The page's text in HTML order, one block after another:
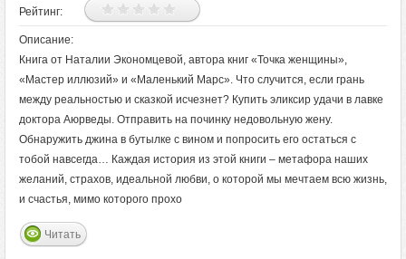
Рейтинг:
Описание:
Книга от Наталии Экономцевой, автора книг «Точка женщины»,
«Мастер иллюзий» и «Маленький Марс». Что случится, если грань
между реальностью и сказкой исчезнет? Купить эликсир удачи в лавке
доктора Аюрведы. Отправить на починку недовольную жену.
Обнаружить джина в бутылке с вином и попросить его остаться с
тобой навсегда… Каждая история из этой книги – метафора наших
желаний, страхов, идеальной любви, о которой мы мечтаем всю жизнь,
и счастья, мимо которого прохо
Читать